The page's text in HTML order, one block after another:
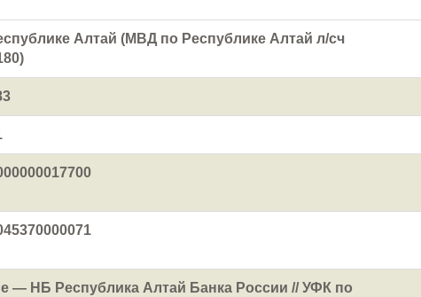
Алтай (МВД по Республике Алтай л/сч
— НБ Республика Алтай Банка России // УФК по